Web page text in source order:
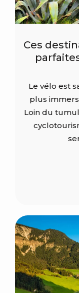
Ces
Le vélo est
plus
Loin du